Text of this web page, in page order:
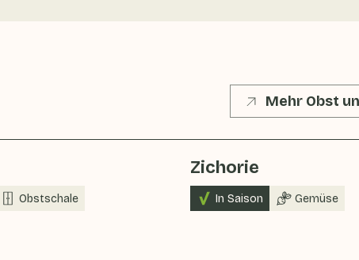
Mehr Obst
Obstschale
Zichorie
In Saison Gemüse